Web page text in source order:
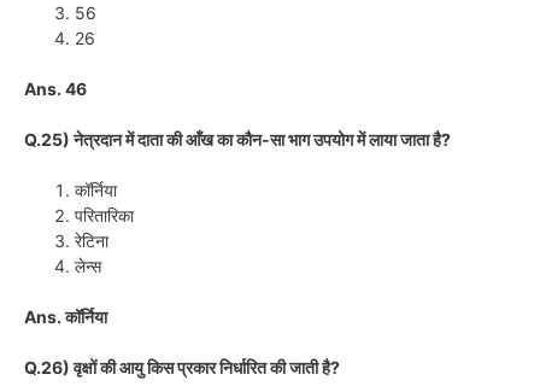
56
26
Ans. 46
Q.25) नेत्रदान में दाता की आँख का कौन-सा भाग उपयोग में लाया जाता है?
कॉर्निया
परितारिका
रेटिना
लेन्स
Ans. कॉर्निया
Q.26) वृक्षों की आयु किस प्रकार निर्धारित की जाती है?